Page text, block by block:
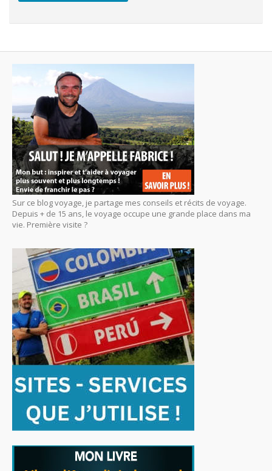
Sur ce blog voyage, je partage mes conseils et récits de voyage.
Depuis + de 15 ans, le voyage occupe une grande place dans ma
vie. Première visite ?